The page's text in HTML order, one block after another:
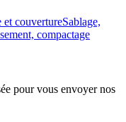
et couvertureSablage,
compactage
pour vous envoyer nos